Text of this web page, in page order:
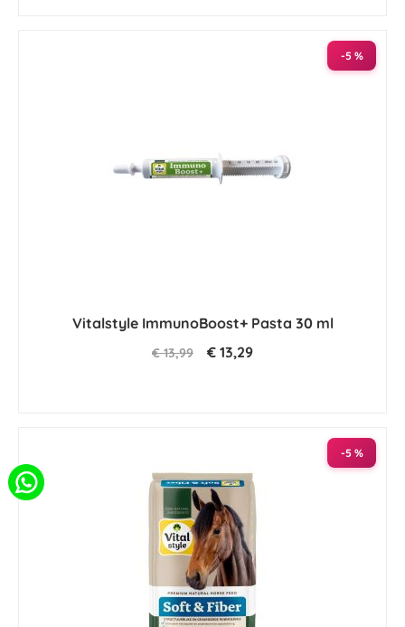
-5 %
Vitalstyle ImmunoBoost+ Pasta 30 ml
€ 13,99 € 13,29
-5 %